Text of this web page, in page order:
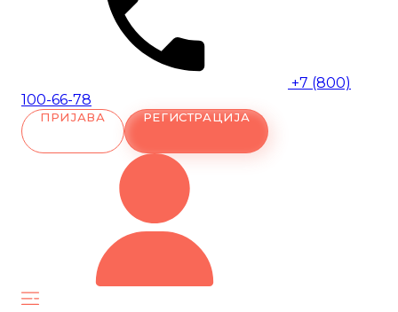
+7 (800)
100-66-78
ПРИЈАВА РЕГИСТРАЦИЈА